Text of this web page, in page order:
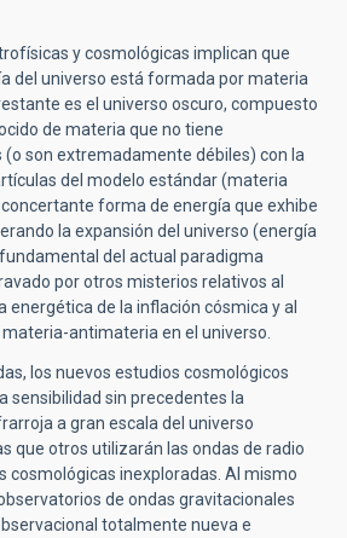
y cosmológicas implican que
del universo está formada por materia
es el universo oscuro, compuesto
de materia que no tiene
son extremadamente débiles) con la
del modelo estándar (materia
forma de energía que exhibe
la expansión del universo (energía
del actual paradigma
por otros misterios relativos al
energética de la inflación cósmica y al
antimateria en el universo.
los nuevos estudios cosmológicos
sensibilidad sin precedentes la
a gran escala del universo
que otros utilizarán las ondas de radio
cosmológicas inexploradas. Al mismo
de ondas gravitacionales
totalmente nueva e